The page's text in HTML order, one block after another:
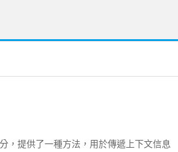
，提供了一種方法，用於傳遞上下文信息